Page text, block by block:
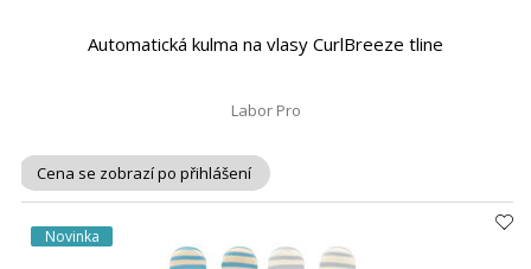
Automatická kulma na vlasy CurlBreeze tline
Labor Pro
Cena se zobrazí po přihlášení
Novinka